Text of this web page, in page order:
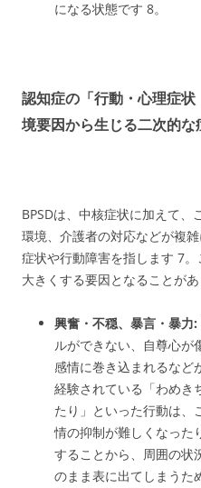
になる状態です 8。
認知症の「行動・心理症
境要因から生じる二次的な
BPSDは、中核症状に加えて
環境、介護者の対応などが複
症状や行動障害を指します 7
大きくする要因となることがあ
興奮・不穏、暴言・暴力:
ルができない、自尊心が
感情に巻き込まれるなど
経験されている「わめき
たり」といった行動は、
情の抑制が難しくなった
することから、周囲の状
のまま表に出てしまうた